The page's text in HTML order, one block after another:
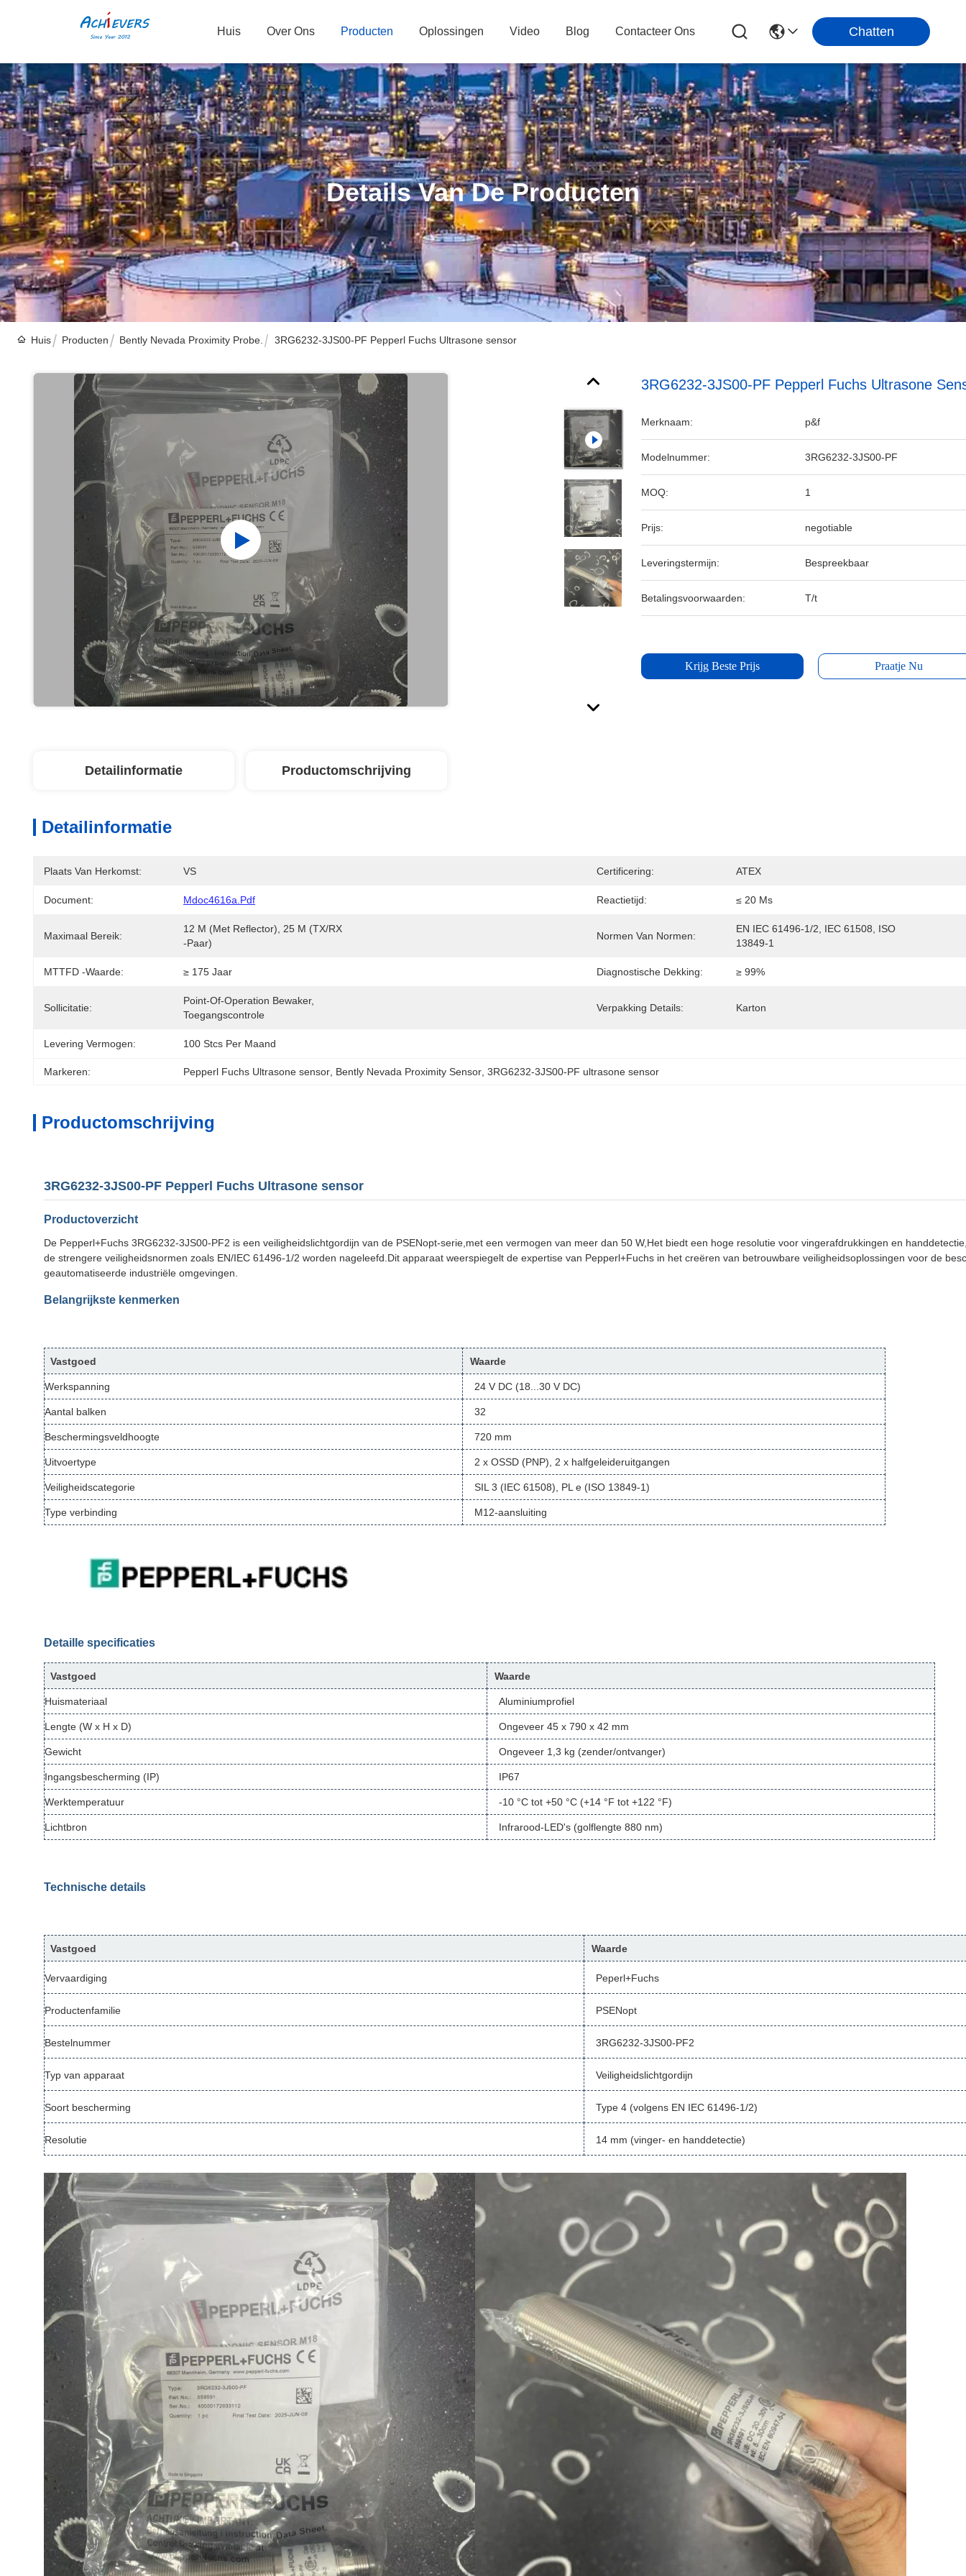
Huis Over Ons Producten Oplossingen Video Blog Contacteer Ons Chatten
Details Van De Producten
Huis Producten Bently Nevada Proximity Probe. 3RG6232-3JS00-PF Pepperl Fuchs Ultrasone sensor
3RG6232-3JS00-PF Pepperl Fuchs Ultrasone
Merknaam: p&f
Modelnummer: 3RG6232-3JS00-PF
MOQ: 1
Prijs: negotiable
Leveringstermijn: Bespreekbaar
Betalingsvoorwaarden: T/t
Krijg Beste Prijs Praatje Nu
Detailinformatie Productomschrijving
Detailinformatie
Plaats Van Herkomst: VS Certificering: ATEX
Document: Mdoc4616a.pdf Reactietijd: ≤ 20 Ms
Maximaal Bereik:
12 M (met Reflector), 25 M (TX/RX
-paar)
Normen Van Normen:
EN IEC 61496-1/2, IEC 61508, ISO
13849-1
MTTFD -waarde: ≥ 175 Jaar Diagnostische Dekking: ≥ 99%
Sollicitatie:
Point-Of-Operation Bewaker,
Toegangscontrole
Verpakking Details: Karton
Levering Vermogen: 100 Stcs Per Maand
Markeren: Pepperl Fuchs Ultrasone sensor Bently Nevada Proximity Sensor 3RG6232-3JS00-PF ultrasone sensor
Productomschrijving
3RG6232-3JS00-PF Pepperl Fuchs Ultrasone sensor
Productoverzicht
De Pepperl+Fuchs 3RG6232-3JS00-PF2 is een veiligheidslichtgordijn van de PSENopt-serie,met een vermogen van meer dan 50 W,Het biedt een hoge resolutie voor vingerafdrukkingen en
de strengere veiligheidsnormen zoals EN/IEC 61496-1/2 worden nageleefd.Dit apparaat weerspiegelt de expertise van Pepperl+Fuchs in het creëren van betrouwbare veiligheidsoplossingen voor de
geautomatiseerde industriële omgevingen.
Belangrijkste kenmerken
Vastgoed Waarde
Werkspanning 24 V DC (18...30 V DC)
Aantal balken 32
Beschermingsveldhoogte 720 mm
Uitvoertype 2 x OSSD (PNP), 2 x halfgeleideruitgangen
Veiligheidscategorie SIL 3 (IEC 61508), PL e (ISO 13849-1)
Type verbinding M12-aansluiting
Detaille specificaties
Vastgoed Waarde
Huismateriaal Aluminiumprofiel
Lengte (W x H x D) Ongeveer 45 x 790 x 42 mm
Gewicht Ongeveer 1,3 kg (zender/ontvanger)
Ingangsbescherming (IP) IP67
Werktemperatuur -10 °C tot +50 °C (+14 °F tot +122 °F)
Lichtbron Infrarood-LED's (golflengte 880 nm)
Technische details
Vastgoed Waarde
Vervaardiging Peperl+Fuchs
Productenfamilie PSENopt
Bestelnummer 3RG6232-3JS00-PF2
Typ van apparaat Veiligheidslichtgordijn
Soort bescherming Type 4 (volgens EN IEC 61496-1/2)
Resolutie 14 mm (vinger- en handdetectie)